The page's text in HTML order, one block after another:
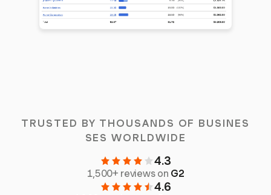
TRUSTED BY THOUSANDS OF BUSINES
SES WORLDWIDE
4.3
1,500+ reviews on G2
4.6